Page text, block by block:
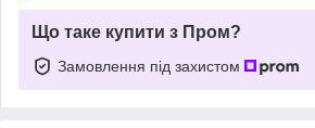
Що таке купити з Пром?
Замовлення під захистом